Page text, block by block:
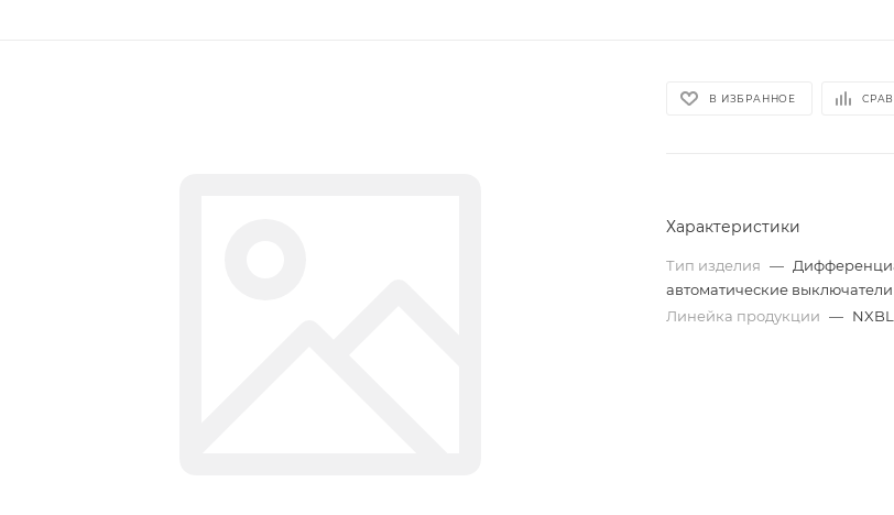
В ИЗБРАННОЕ
Характеристики
Тип изделия —
автоматические выключатели
Линейка продукции —